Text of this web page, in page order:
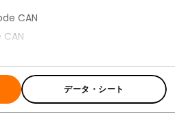
CAN
standby mode CAN
communication in the CAN
up to 5 Mbit/s.データ・シート